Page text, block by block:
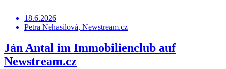
18.6.2026
Petra Nehasilová, Newstream.cz
Ján Antal im Immobilienclub auf
Newstream.cz